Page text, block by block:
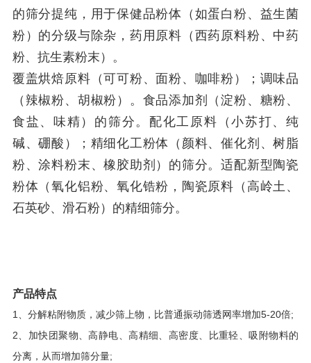
的筛分提纯，用于保健品粉体（如蛋白粉、益生菌
粉）的分级与除杂，药用原料（西药原料粉、中药
粉、抗生素粉末）。
覆盖烘焙原料（可可粉、面粉、咖啡粉）；调味品
（辣椒粉、胡椒粉）。食品添加剂（淀粉、糖粉、
食盐、味精）的筛分。配化工原料（小苏打、纯
碱、硼酸）；精细化工粉体（颜料、催化剂、树脂
粉、涂料粉末、橡胶助剂）的筛分。适配新型陶瓷
粉体（氧化铝粉、氧化锆粉， 陶瓷原料（高岭土、
石英砂、滑石粉） 的精细筛分。
产品特点
1、分解粘附物质，减少筛上物，比普通振动筛透网率增加5-20倍;
2、加快团聚物、高静电、高精细、高密度、比重轻、吸附物料的
分离，从而增加筛分量;